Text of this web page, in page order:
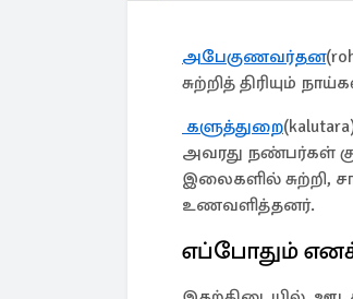
அபேகுணவர்தன
சுற்றித் திரியும்
களுத்துறை
அவரது நண்பர்கள்
இலைகளில் சுற்றி,
உணவளித்தனர்.
எப்போதும்